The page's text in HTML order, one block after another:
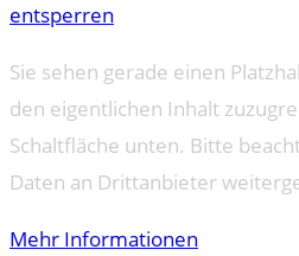
entsperren
Sie sehen gerade einen
den eigentlichen Inhalt
Schaltfläche unten. Bitte
Daten an Drittanbieter
Mehr Informationen